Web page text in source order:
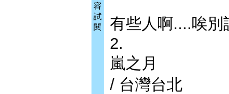
容
試
閱
有些人啊....唉別
2.
嵐之月
/ 台灣台北